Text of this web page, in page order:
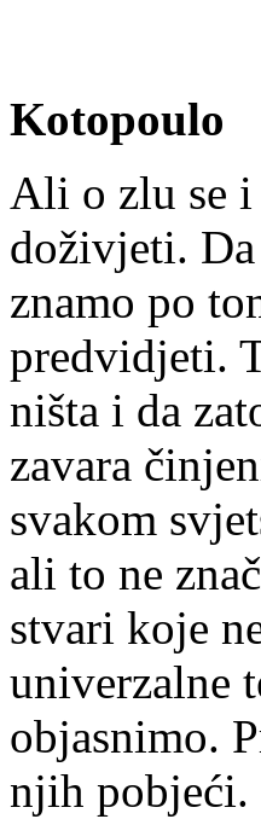
Kotopoulo
Ali o zlu se i
doživjeti.
znamo po
predvidjeti.
ništa i da
zavara
svakom
ali to ne
stvari koje
univerzalne
objasnimo.
njih pobjeći.